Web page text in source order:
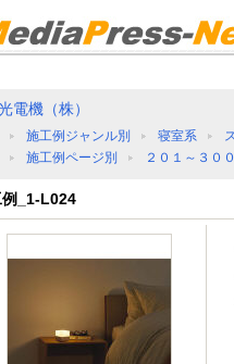
電機（株）
施工例ジャンル別 寝室系
施工例ページ別
２０１～３００
例_1-L024